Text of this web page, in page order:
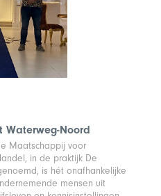
Waterweg-Noord
Maatschappij voor
in de praktijk De
is hét onafhankelijke
mensen uit